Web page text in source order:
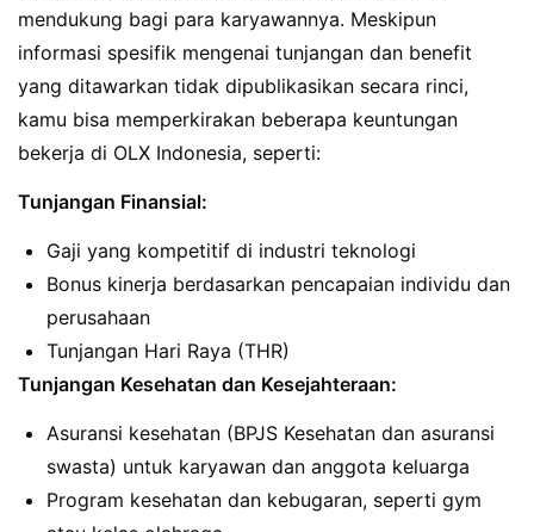
mendukung bagi para karyawannya. Meskipun
informasi spesifik mengenai tunjangan dan benefit
yang ditawarkan tidak dipublikasikan secara rinci,
kamu bisa memperkirakan beberapa keuntungan
bekerja di OLX Indonesia, seperti:
Tunjangan Finansial:
Gaji yang kompetitif di industri teknologi
Bonus kinerja berdasarkan pencapaian individu dan
perusahaan
Tunjangan Hari Raya (THR)
Tunjangan Kesehatan dan Kesejahteraan:
Asuransi kesehatan (BPJS Kesehatan dan asuransi
swasta) untuk karyawan dan anggota keluarga
Program kesehatan dan kebugaran, seperti gym